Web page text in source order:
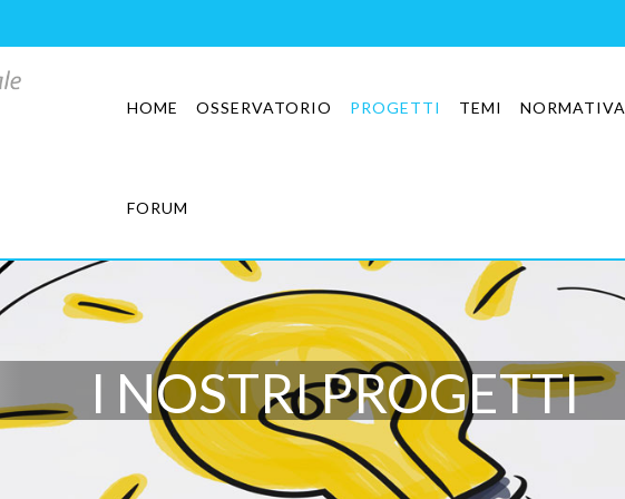
HOME OSSERVATORIO PROGETTI TEMI NORMATIVA
FORUM
I NOSTRI PROGETTI